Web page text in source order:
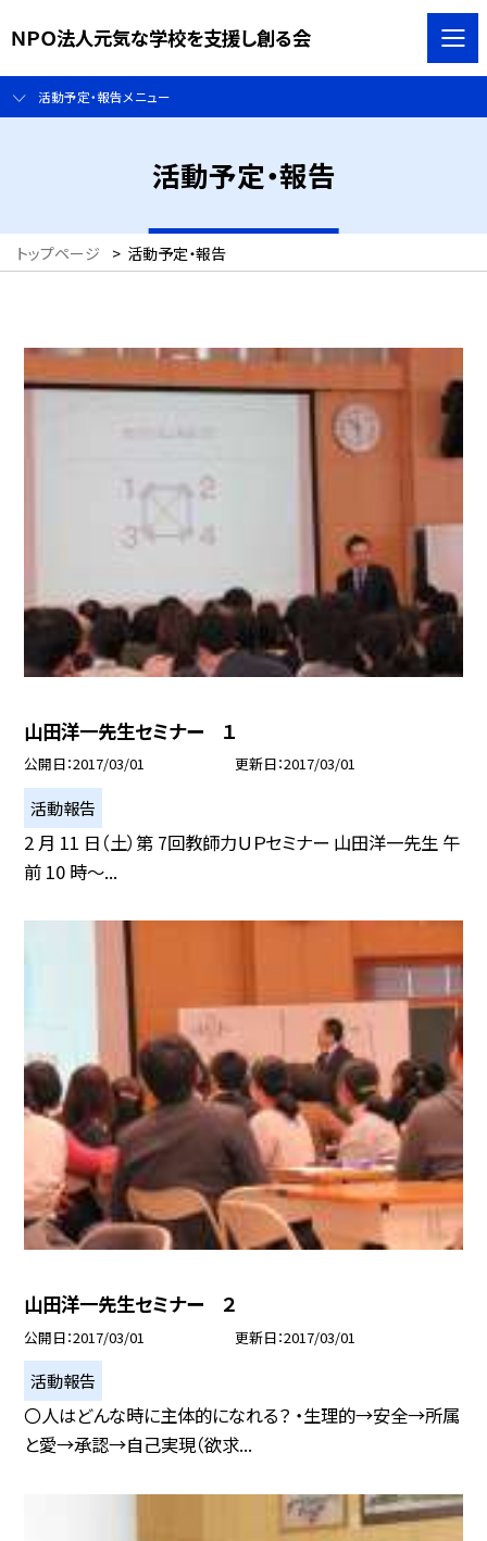
ＮＰＯ法人元気な学校を支援し創る会
活動予定・報告メニュー
活動予定・報告
トップページ > 活動予定・報告
山田洋一先生セミナー １
公開日 2017/03/01 更新日 2017/03/01
活動報告
2 月 11 日（土）第 7回教師力ＵＰセミナー 山田洋一先生 午
前 10 時〜...
山田洋一先生セミナー ２
公開日 2017/03/01 更新日 2017/03/01
活動報告
〇人はどんな時に主体的になれる？ ・生理的→安全→所属
と愛→承認→自己実現（欲求...